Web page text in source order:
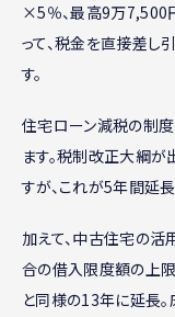
×5％、最高9万7,500
って、税金を直接差し
す。
住宅ローン減税の制
ます。税制改正大綱
すが、これが5年間延
加えて、中古住宅の
合の借入限度額の上
と同様の13年に延長